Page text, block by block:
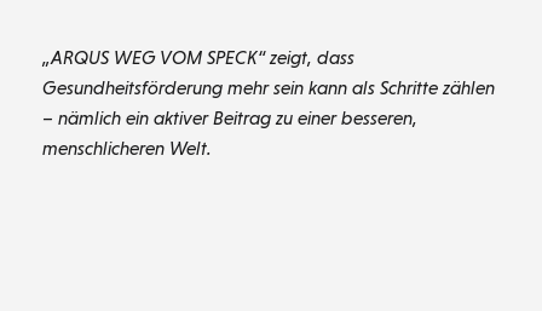
„ARQUS WEG VOM SPECK“ zeigt, dass
Gesundheitsförderung mehr sein kann als Schritte zählen
– nämlich ein aktiver Beitrag zu einer besseren,
menschlicheren Welt.